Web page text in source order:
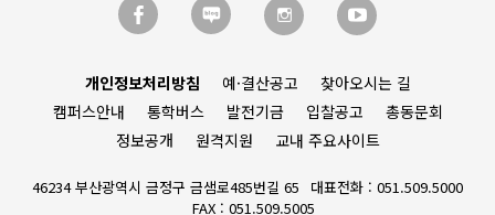
개인정보처리방침 예·결산공고
찾아오시는 길
캠퍼스안내
통학버스 발전기금 입찰공고
총동문회
정보공개
원격지원 교내 주요사이트
46234 부산광역시 금정구 금샘로485번길 65
대표전화 : 051.509.5000
FAX : 051.509.5005